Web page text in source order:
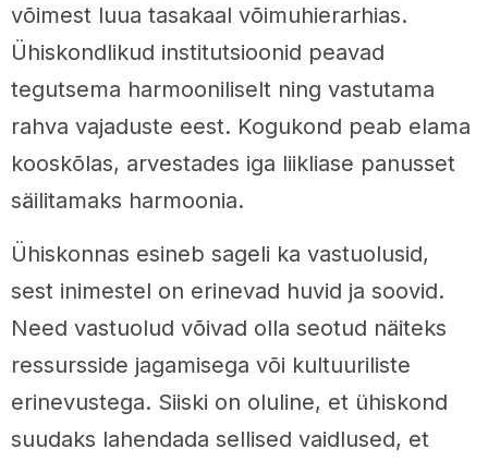
võimest luua tasakaal võimuhierarhias.
Ühiskondlikud institutsioonid peavad
tegutsema harmooniliselt ning vastutama
rahva vajaduste eest. Kogukond peab elama
kooskõlas, arvestades iga liikliase panusset
säilitamaks harmoonia.
Ühiskonnas esineb sageli ka vastuolusid,
sest inimestel on erinevad huvid ja soovid.
Need vastuolud võivad olla seotud näiteks
ressursside jagamisega või kultuuriliste
erinevustega. Siiski on oluline, et ühiskond
suudaks lahendada sellised vaidlused, et